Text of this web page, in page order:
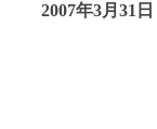
2007年3月 31 日